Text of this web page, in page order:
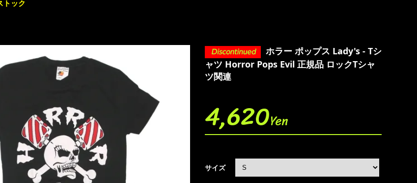
トック
ホラー ポップス Lady's - Tシ
ャツ Horror Pops Evil 正規品 ロックTシャ
ツ関連
4,620Yen
サイズ